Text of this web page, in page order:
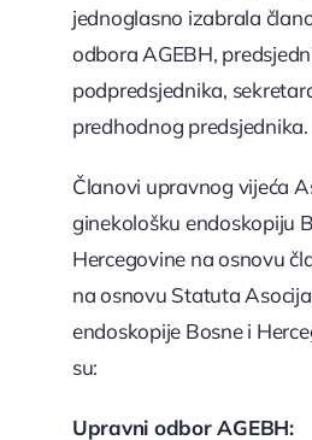
jednoglasno izabrala
odbora AGEBH,
podpredsjednika,
predhodnog predsjednika.
Članovi upravnog vijeća
ginekološku endoskopiju
Hercegovine na osnovu
na osnovu Statuta
endoskopije Bosne i
su:
Upravni odbor AGEBH: